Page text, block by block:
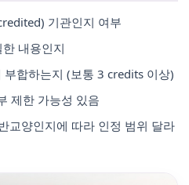
기관인지 여부
내용인지
합하는지 (보통 3 credits 이상)
제한 가능성 있음
교양인지에 따라 인정 범위 달라